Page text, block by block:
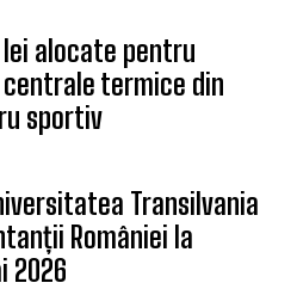
alocate pentru
termice din
sportiv
Transilvania
României la
2026